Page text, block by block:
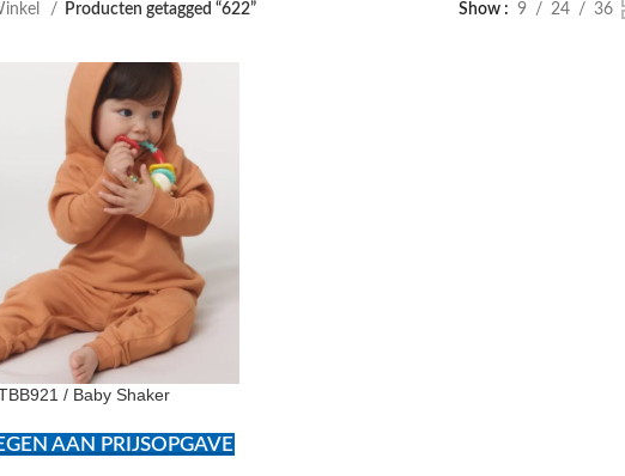
Producten getagged “622” Show 9 24 36
/ Baby Shaker
AAN PRIJSOPGAVE